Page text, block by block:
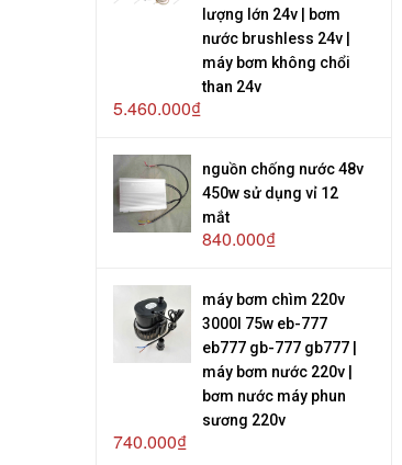
lượng lớn 24v | bơm
nước brushless 24v |
máy bơm không chổi
than 24v
5.460.000₫
nguồn chống nước 48v
450w sử dụng vỉ 12
mắt
840.000₫
máy bơm chìm 220v
3000l 75w eb-777
eb777 gb-777 gb777 |
máy bơm nước 220v |
bơm nước máy phun
sương 220v
740.000₫